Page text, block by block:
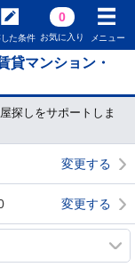
た条件
0
お気に入り メニュー
貸マンション・
探しをサポートしま
変更する
変更する